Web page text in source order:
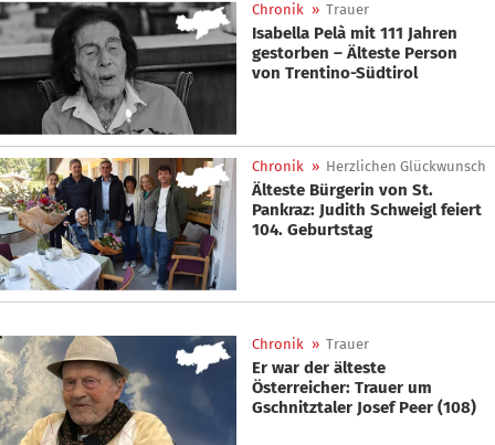
Chronik » Trauer
Isabella Pelà mit 111 Jahren
gestorben – Älteste Person
von Trentino-Südtirol
Chronik » Herzlichen Glückwunsch
Älteste Bürgerin von St.
Pankraz: Judith Schweigl feiert
104. Geburtstag
Chronik » Trauer
Er war der älteste
Österreicher: Trauer um
Gschnitztaler Josef Peer (108)